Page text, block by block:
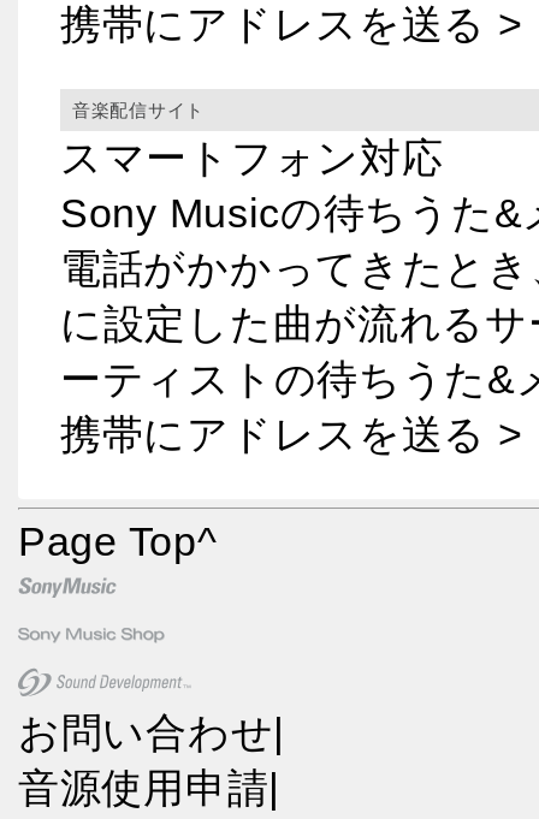
携帯にアドレスを送る >
音楽配信サイト
スマートフォン対応
Sony Musicの待ちうた
電話がかかってきたと
に設定した曲が流れる
ーティストの待ちうた&
携帯にアドレスを送る >
Page Top^
お問い合わせ|
音源使用申請|